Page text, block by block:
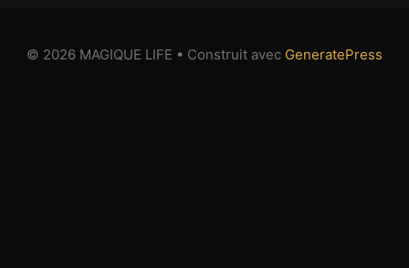
© 2026 MAGIQUE LIFE • Construit avec GeneratePress